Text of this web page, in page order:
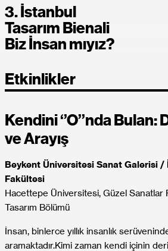
3. İstanbul
Tasarım Bienali
Biz İnsan mıyız?
Etkinlikler
Kendini ‘’O’’nda
ve Arayış
Beykent Üniversitesi Sanat Galerisi /
Fakültesi
Hacettepe Üniversitesi, Güzel Sanatlar
Tasarım Bölümü
İnsan, binlerce yıllık insanlık
aramaktadır.Kimi zaman kendi içinin